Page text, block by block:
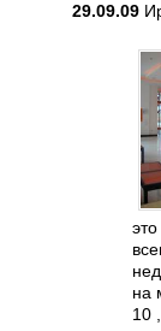
29.09.09
на
10